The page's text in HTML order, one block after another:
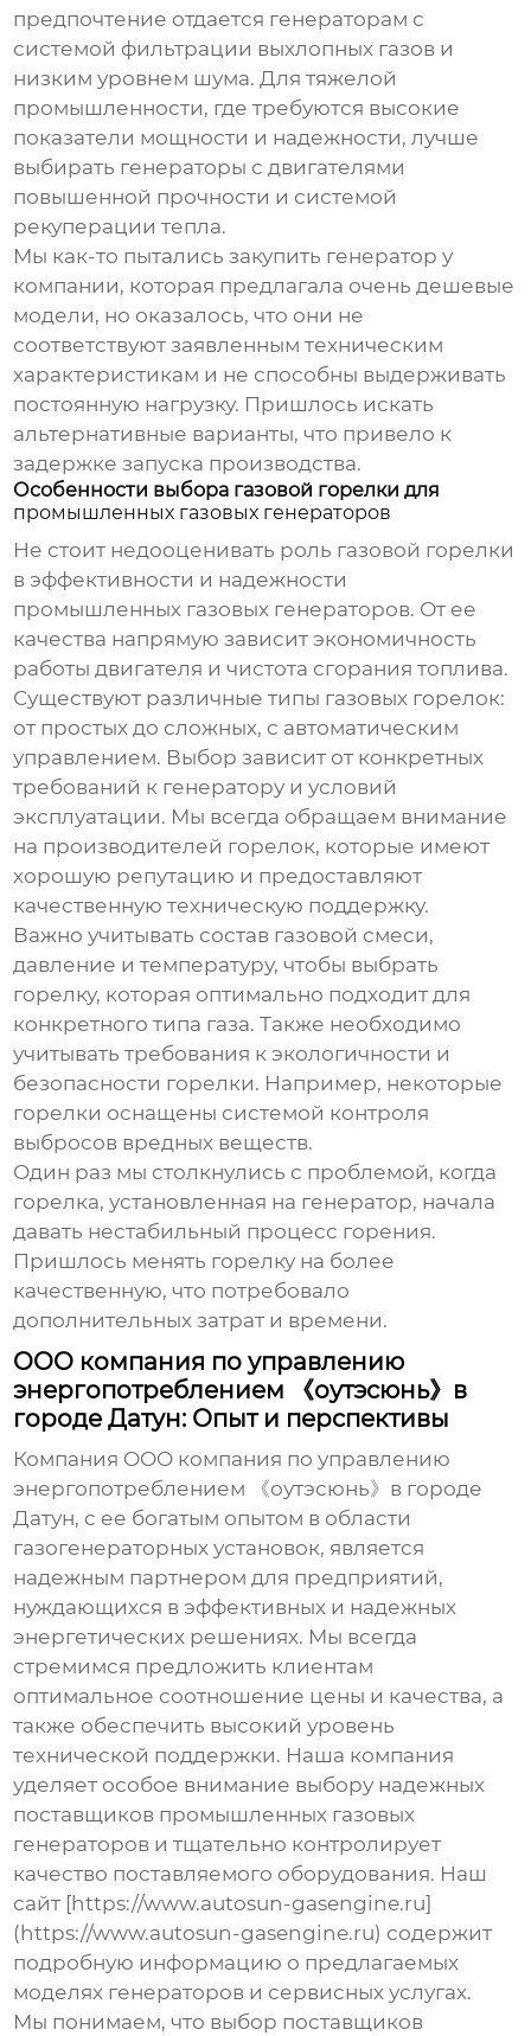
предпочтение отдается генераторам с
системой фильтрации выхлопных газов и
низким уровнем шума. Для тяжелой
промышленности, где требуются высокие
показатели мощности и надежности, лучше
выбирать генераторы с двигателями
повышенной прочности и системой
рекуперации тепла.
Мы как-то пытались закупить генератор у
компании, которая предлагала очень дешевые
модели, но оказалось, что они не
соответствуют заявленным техническим
характеристикам и не способны выдерживать
постоянную нагрузку. Пришлось искать
альтернативные варианты, что привело к
задержке запуска производства.
Особенности выбора газовой горелки для
промышленных газовых генераторов
Не стоит недооценивать роль газовой горелки
в эффективности и надежности
промышленных газовых генераторов. От ее
качества напрямую зависит экономичность
работы двигателя и чистота сгорания топлива.
Существуют различные типы газовых горелок:
от простых до сложных, с автоматическим
управлением. Выбор зависит от конкретных
требований к генератору и условий
эксплуатации. Мы всегда обращаем внимание
на производителей горелок, которые имеют
хорошую репутацию и предоставляют
качественную техническую поддержку.
Важно учитывать состав газовой смеси,
давление и температуру, чтобы выбрать
горелку, которая оптимально подходит для
конкретного типа газа. Также необходимо
учитывать требования к экологичности и
безопасности горелки. Например, некоторые
горелки оснащены системой контроля
выбросов вредных веществ.
Один раз мы столкнулись с проблемой, когда
горелка, установленная на генератор, начала
давать нестабильный процесс горения.
Пришлось менять горелку на более
качественную, что потребовало
дополнительных затрат и времени.
OOO компания по управлению
энергопотреблением 《оутэсюнь》в
городе Датун: Опыт и перспективы
Компания OOO компания по управлению
энергопотреблением 《оутэсюнь》в городе
Датун, с ее богатым опытом в области
газогенераторных установок, является
надежным партнером для предприятий,
нуждающихся в эффективных и надежных
энергетических решениях. Мы всегда
стремимся предложить клиентам
оптимальное соотношение цены и качества, а
также обеспечить высокий уровень
технической поддержки. Наша компания
уделяет особое внимание выбору надежных
поставщиков промышленных газовых
генераторов и тщательно контролирует
качество поставляемого оборудования. Наш
сайт [https://www.autosun-gasengine.ru]
(https://www.autosun-gasengine.ru) содержит
подробную информацию о предлагаемых
моделях генераторов и сервисных услугах.
Мы понимаем, что выбор поставщиков